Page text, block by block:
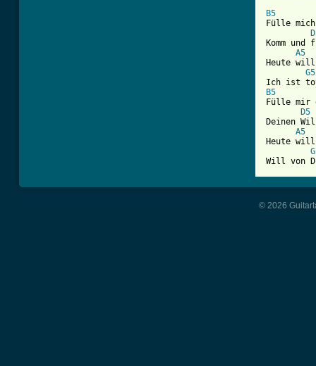
B5
Fülle
Komm
A5
Heute
G5
B5
Fülle mir
D5
Deinen
A5
Heute
Will von
© 2026